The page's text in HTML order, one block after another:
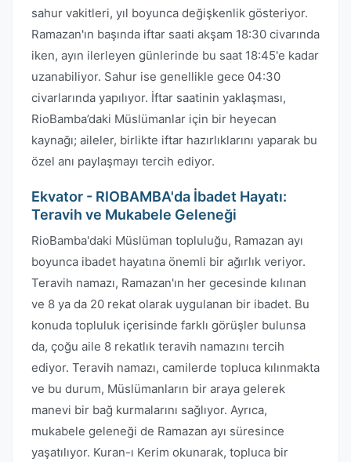
sahur vakitleri, yıl boyunca değişkenlik gösteriyor.
Ramazan'ın başında iftar saati akşam 18:30 civarında
iken, ayın ilerleyen günlerinde bu saat 18:45'e kadar
uzanabiliyor. Sahur ise genellikle gece 04:30
civarlarında yapılıyor. İftar saatinin yaklaşması,
RioBamba’daki Müslümanlar için bir heyecan
kaynağı; aileler, birlikte iftar hazırlıklarını yaparak bu
özel anı paylaşmayı tercih ediyor.
Ekvator - RIOBAMBA'da İbadet Hayatı:
Teravih ve Mukabele Geleneği
RioBamba'daki Müslüman topluluğu, Ramazan ayı
boyunca ibadet hayatına önemli bir ağırlık veriyor.
Teravih namazı, Ramazan'ın her gecesinde kılınan
ve 8 ya da 20 rekat olarak uygulanan bir ibadet. Bu
konuda topluluk içerisinde farklı görüşler bulunsa
da, çoğu aile 8 rekatlık teravih namazını tercih
ediyor. Teravih namazı, camilerde topluca kılınmakta
ve bu durum, Müslümanların bir araya gelerek
manevi bir bağ kurmalarını sağlıyor. Ayrıca,
mukabele geleneği de Ramazan ayı süresince
yaşatılıyor. Kuran-ı Kerim okunarak, topluca bir